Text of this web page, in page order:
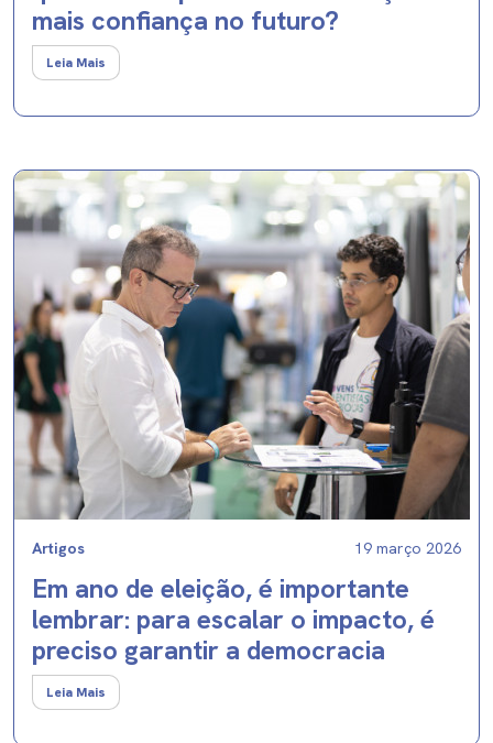
mais confiança no futuro?
Leia Mais
Artigos 19 março 2026
Em ano de eleição, é importante
lembrar: para escalar o impacto, é
preciso garantir a democracia
Leia Mais